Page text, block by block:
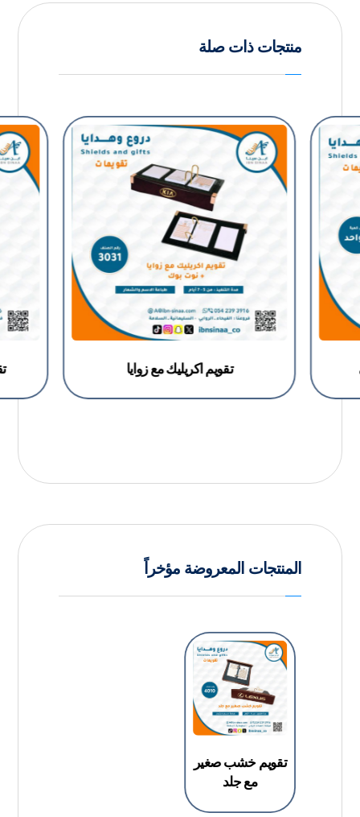
منتجات ذات صلة
تقويم اكريليك مع زوايا
المنتجات المعروضة مؤخراً
تقويم خشب صغير
مع جلد